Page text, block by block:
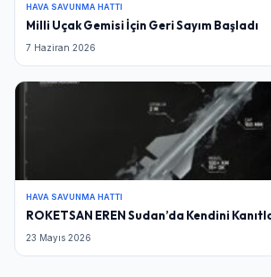
HAVA SAVUNMA HATTI
Milli Uçak Gemisi İçin Geri Sayım Başladı
7 Haziran 2026
HAVA SAVUNMA HATTI
ROKETSAN EREN Sudan’da Kendini
23 Mayıs 2026